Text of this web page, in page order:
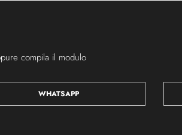
compila il modulo
WHATSAPP